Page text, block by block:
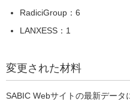
RadiciGroup：6
LANXESS：1
変更された材料
SABIC Webサイトの最新デー